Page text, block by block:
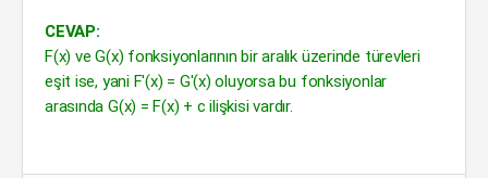
CEVAP:
F(x) ve G(x) fonksiyonlarının bir aralık üzerinde türevleri
eşit ise, yani F'(x) = G'(x) oluyorsa bu fonksiyonlar
arasında G(x) = F(x) + c ilişkisi vardır.